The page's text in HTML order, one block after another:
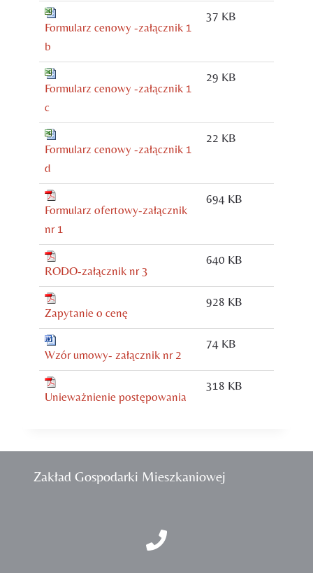
Formularz cenowy -załącznik 1
b
37 KB
Formularz cenowy -załącznik 1
c
29 KB
Formularz cenowy -załącznik 1
d
22 KB
Formularz ofertowy-załącznik
nr 1
694 KB
RODO-załącznik nr 3
640 KB
Zapytanie o cenę
928 KB
Wzór umowy- załącznik nr 2
74 KB
Unieważnienie postępowania
318 KB
Zakład Gospodarki Mieszkaniowej